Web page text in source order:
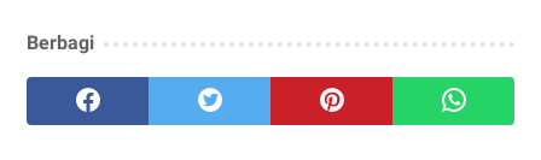
Berbagi